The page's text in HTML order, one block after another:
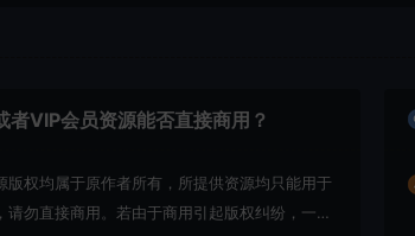
者VIP会员资源能否直接商用？
版权均属于原作者所有，所提供资源均只能用于
请勿直接商用。若由于商用引起版权纠纷，一切